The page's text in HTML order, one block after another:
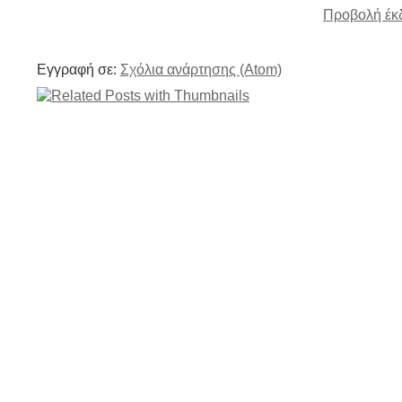
Προβολή
Εγγραφή σε: Σχόλια ανάρτησης (Atom)